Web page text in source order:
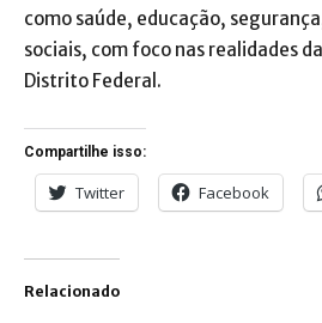
como saúde, educação,
sociais, com foco nas realidades
Distrito Federal.
Compartilhe isso:
Twitter Facebook
Relacionado